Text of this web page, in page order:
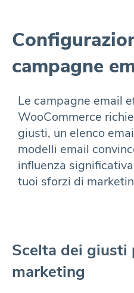
campagne
Le campagne email
WooCommerce
giusti, un elenco
modelli email
influenza
tuoi sforzi di
Scelta dei giusti
marketing